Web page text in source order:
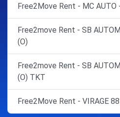
Free2Move Rent - MC AUTO
Free2move Rent - SB
(O)
Free2move Rent - SB
(O) TKT
Free2Move Rent - VIRAGE